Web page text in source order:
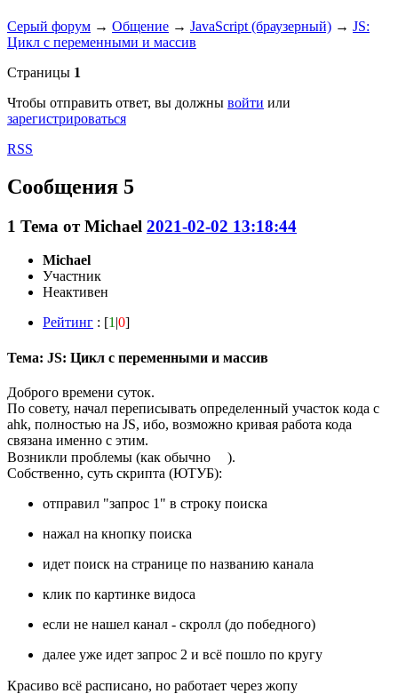
Серый форум → Общение → JavaScript (браузерный) → JS:
Цикл с переменными и массив
Страницы 1
Чтобы отправить ответ, вы должны войти или
зарегистрироваться
RSS
Сообщения 5
1 Тема отMichael 2021-02-02 13:18:44
Michael
Участник
Неактивен
Рейтинг : [1|0]
Тема: JS: Цикл с переменными и массив
Доброго времени суток.
По совету, начал переписывать определенный участок кода с
ahk, полностью на JS, ибо, возможно кривая работа кода
связана именно с этим.
Возникли проблемы (как обычно
).
Собственно, суть скрипта (ЮТУБ):
отправил "запрос 1" в строку поиска
нажал на кнопку поиска
идет поиск на странице по названию канала
клик по картинке видоса
если не нашел канал - скролл (до победного)
далее уже идет запрос 2 и всё пошло по кругу
Красиво всё расписано, но работает через жопу